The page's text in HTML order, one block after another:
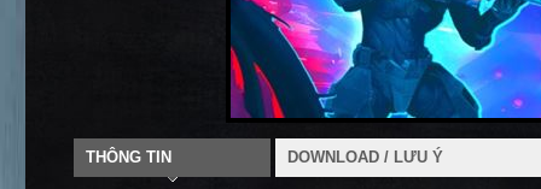
THÔNG TIN DOWNLOAD / LƯU Ý